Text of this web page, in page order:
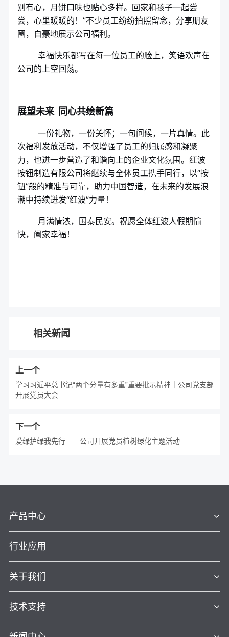
别有心，月饼口味也贴心多样。回家和孩子一起尝
尝，心里暖暖的！”不少员工纷纷拍照留念，分享朋友
圈，自豪地展示公司福利。
幸福快乐都写在每一位员工的脸上，笑语欢声在
公司的上空回荡。
展望未来 同心共绘新篇
一份礼物，一份关怀；一句问候，一片真情。此
次福利发放活动，不仅增强了员工的归属感和凝聚
力，也进一步营造了和谐向上的企业文化氛围。红波
按钮制造有限公司将继续与全体员工携手同行，以“按
钮”般的精准与可靠，助力中国智造，在未来的发展浪
潮中持续迸发“红波”力量！
月满情浓，国泰民安。祝愿全体红波人假期愉
快，阖家幸福！
相关新闻
上一个
学习习近平总书记“两个分量有多重”重要批示精神｜公司党支部
开展党员大会
下一个
爱绿护绿我先行——公司开展党员植树绿化主题活动
产品中心
行业应用
关于我们
技术支持